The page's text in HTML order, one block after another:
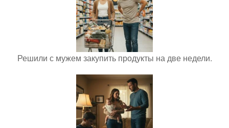
Решили с мужем закупить продукты на две недели.